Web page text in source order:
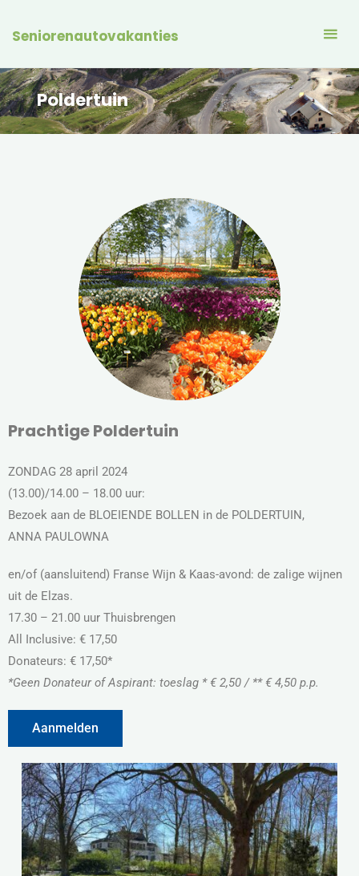
Seniorenautovakanties
Poldertuin
Prachtige Poldertuin
ZONDAG 28 april 2024
(13.00)/14.00 – 18.00 uur:
Bezoek aan de BLOEIENDE BOLLEN in de POLDERTUIN,
ANNA PAULOWNA
en/of (aansluitend) Franse Wijn & Kaas-avond: de zalige wijnen
uit de Elzas.
17.30 – 21.00 uur Thuisbrengen
All Inclusive: € 17,50
Donateurs: € 17,50*
*Geen Donateur of Aspirant: toeslag * € 2,50 / ** € 4,50 p.p.
Aanmelden